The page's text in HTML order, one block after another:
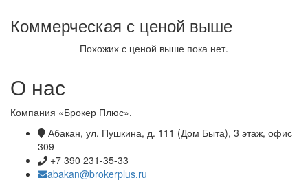
Коммерческая с ценой выше
Похожих с ценой выше пока нет.
О нас
Компания «Брокер Плюс».
Абакан, ул. Пушкина, д. 111 (Дом Быта), 3 этаж, офис
309
+7 390 231-35-33
abakan@brokerplus.ru